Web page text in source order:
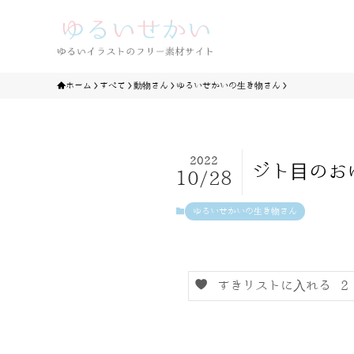
ホーム すべて 動物さん ゆるいせかいの生き物さん
ジト目のお
2022
10/28
ゆるいせかいの生き物さん
すきリストに入れる 2